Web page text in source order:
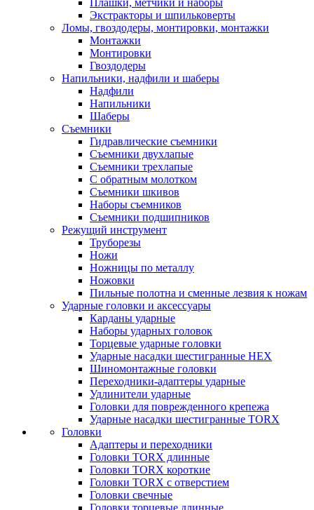
Плашки, метчики и наборы
Экстракторы и шпильковерты
Ломы, гвоздодеры, монтировки, монтажки
Монтажки
Монтировки
Гвоздодеры
Напильники, надфили и шаберы
Надфили
Напильники
Шаберы
Съемники
Гидравлические съемники
Съемники двухлапые
Съемники трехлапые
С обратным молотком
Съемники шкивов
Наборы съемников
Съемники подшипников
Режущий инструмент
Труборезы
Ножи
Ножницы по металлу
Ножовки
Пильные полотна и сменные лезвия к ножам
Ударные головки и аксессуары
Карданы ударные
Наборы ударных головок
Торцевые ударные головки
Ударные насадки шестигранные HEX
Шиномонтажные головки
Переходники-адаптеры ударные
Удлинители ударные
Головки для поврежденного крепежа
Ударные насадки шестигранные TORX
Головки
Адаптеры и переходники
Головки TORX длинные
Головки TORX короткие
Головки TORX с отверстием
Головки свечные
Головки торцевые длинные